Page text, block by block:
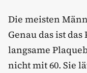
Die meisten
Genau das ist
langsame
nicht mit 60. Sie